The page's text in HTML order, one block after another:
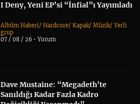
I Deny, Yeni EP’si “İnfial”ı Yayımladı
Albüm Haberi/Hardcore/Kapak/Müzik/Yerli
grup
07 / 08 / 26 •Yorum
Dave Mustaine: “Megadeth’te
Sanıldığı Kadar Fazla Kadro